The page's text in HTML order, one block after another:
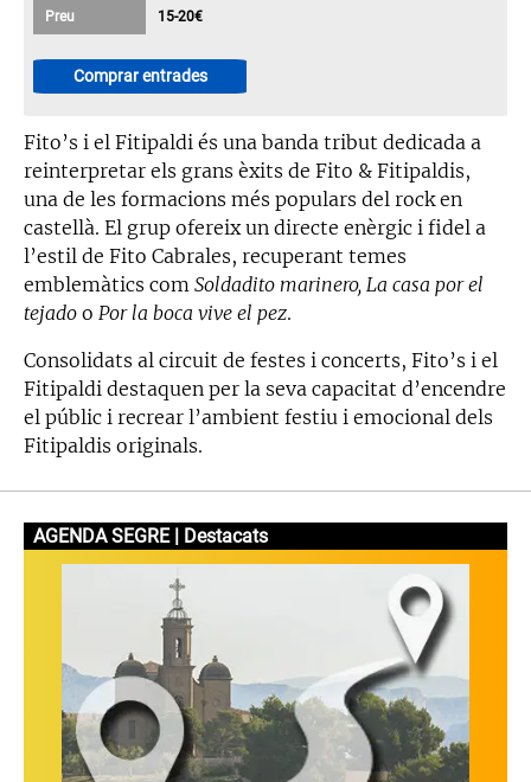
Preu 15-20€
Comprar entrades
Fito’s i el Fitipaldi és una banda tribut dedicada a
reinterpretar els grans èxits de Fito & Fitipaldis,
una de les formacions més populars del rock en
castellà. El grup ofereix un directe enèrgic i fidel a
l’estil de Fito Cabrales, recuperant temes
emblemàtics com Soldadito marinero, La casa por el
tejado o Por la boca vive el pez.
Consolidats al circuit de festes i concerts, Fito’s i el
Fitipaldi destaquen per la seva capacitat d’encendre
el públic i recrear l’ambient festiu i emocional dels
Fitipaldis originals.
AGENDA SEGRE | Destacats